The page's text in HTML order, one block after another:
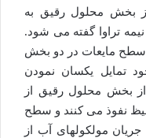
بخش محلول رقیق به
تراوا گفته می شود.
سطح مایعات در دو بخش
تمایل یکسان نمودن
بخش محلول رقیق از
نفوذ می کنند و سطح
مولکولهای آب از